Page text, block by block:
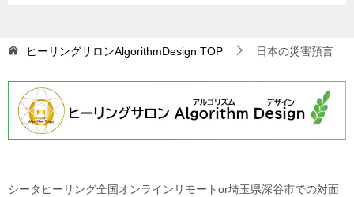
ヒーリングサロンAlgorithmDesign TOP 日本の災害預言
シータヒーリング全国オンラインリモートor埼玉県深谷市での対面